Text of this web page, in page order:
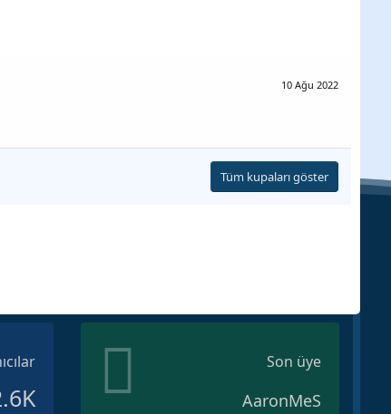
10 Ağu 2022
Tüm kupaları göster
Son üye
AaronMeS